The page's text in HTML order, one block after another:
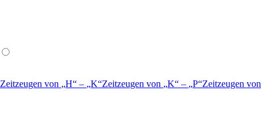
Zeitzeugen von H – K Zeitzeugen von K – P Zeitzeugen von